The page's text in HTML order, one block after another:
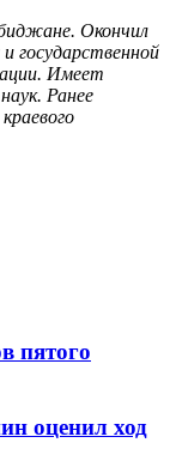
Окончил
государственной
Имеет
Ранее
пятого
оценил ход